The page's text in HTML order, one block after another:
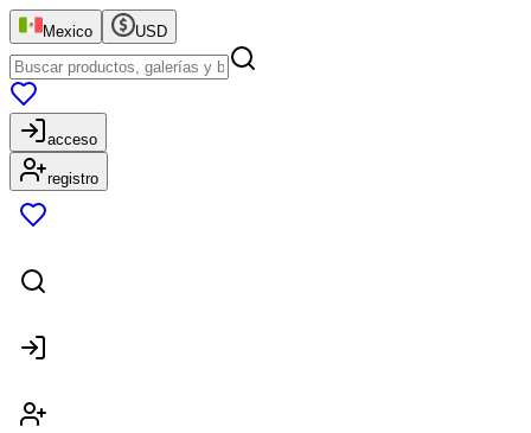
Mexico USD
acceso
registro